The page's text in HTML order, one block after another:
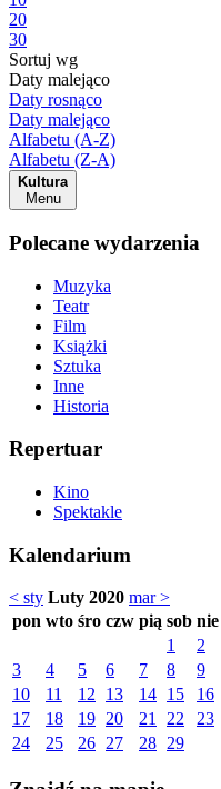
20
30
Sortuj wg
Daty malejąco
Daty rosnąco
Daty malejąco
Alfabetu (A-Z)
Alfabetu (Z-A)
Kultura
Menu
Polecane wydarzenia
Muzyka
Teatr
Film
Książki
Sztuka
Inne
Historia
Repertuar
Kino
Spektakle
Kalendarium
< sty Luty 2020 mar >
pon wto śro czw pią sob nie
1
2
3
4 5 6 7 8
9
10
11 12 13 14 15
16
17
18 19 20 21 22
23
24
25 26 27 28 29